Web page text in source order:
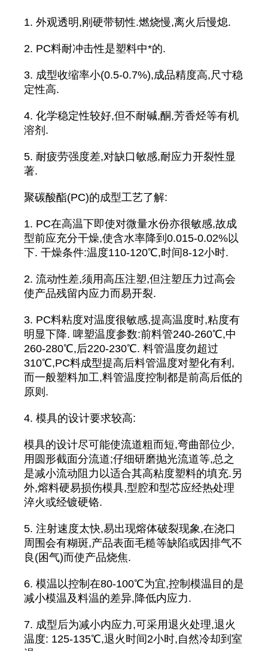
1. 外观透明,刚硬带韧性.燃烧慢,离火后慢熄.
2. PC料耐冲击性是塑料中*的.
3. 成型收缩率小(0.5-0.7%),成品精度高,尺寸稳
定性高.
4. 化学稳定性较好,但不耐碱,酮,芳香烃等有机
溶剂.
5. 耐疲劳强度差,对缺口敏感,耐应力开裂性显
著.
聚碳酸酯(PC)的成型工艺了解:
1. PC在高温下即使对微量水份亦很敏感,故成
型前应充分干燥,使含水率降到0.015-0.02%以
下. 干燥条件:温度110-120℃,时间8-12小时.
2. 流动性差,须用高压注塑,但注塑压力过高会
使产品残留内应力而易开裂.
3. PC料粘度对温度很敏感,提高温度时,粘度有
明显下降. 啤塑温度参数:前料管240-260℃,中
260-280℃,后220-230℃. 料管温度勿超过
310℃,PC料成型提高后料管温度对塑化有利,
而一般塑料加工,料管温度控制都是前高后低的
原则.
4. 模具的设计要求较高:
模具的设计尽可能使流道粗而短,弯曲部位少,
用圆形截面分流道;仔细研磨抛光流道等,总之
是减小流动阻力以适合其高粘度塑料的填充.另
外,熔料硬易损伤模具,型腔和型芯应经热处理
淬火或经镀硬铬.
5. 注射速度太快,易出现熔体破裂现象,在浇口
周围会有糊斑,产品表面毛糙等缺陷或因排气不
良(困气)而使产品烧焦.
6. 模温以控制在80-100℃为宜,控制模温目的是
减小模温及料温的差异,降低内应力.
7. 成型后为减小内应力,可采用退火处理,退火
温度: 125-135℃,退火时间2小时,自然冷却到室